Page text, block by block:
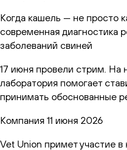
Когда кашель — не просто
современная диагностика
заболеваний свиней
17 июня провели стрим. На
лаборатория помогает
принимать обоснованные
Компания 11 июня 2026
Vet Union примет участие